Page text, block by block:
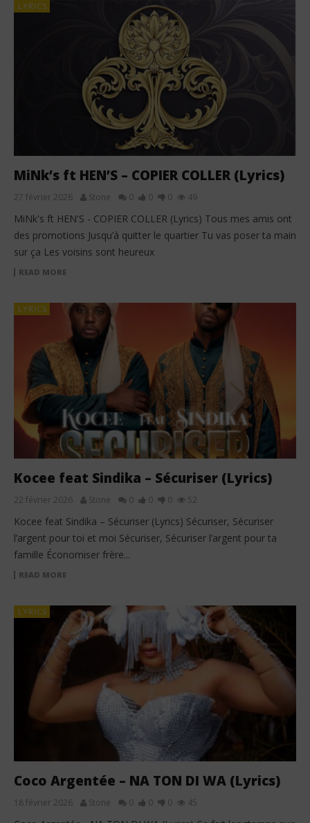
LYRICS
MiNk’s ft HEN’S – COPIER COLLER (Lyrics)
27 février 2026 Stone 0 0 0 49
MiNk's ft HEN'S - COPIER COLLER (Lyrics) Tous mes amis ont
des promotions Jusqu’à quitter le quartier Tu vas poser ta main
sur ça Les voisins sont heureux
READ MORE
LYRICS
Kocee feat Sindika – Sécuriser (Lyrics)
22 février 2026 Stone 0 0 0 52
Kocee feat Sindika – Sécuriser (Lyrics) Sécuriser, Sécuriser
l’argent pour toi et moi Sécuriser, Sécuriser l’argent pour ta
famille Économiser frère...
READ MORE
LYRICS
Coco Argentée – NA TON DI WA (Lyrics)
18 février 2026 Stone 0 0 0 45